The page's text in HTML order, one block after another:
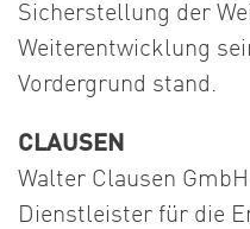
Sicherstellung der
Weiterentwicklung
Vordergrund stand.
CLAUSEN
Walter Clausen
Dienstleister für die